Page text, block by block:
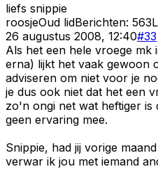
liefs snippie
roosjeOud lidBerichten: 563
26 augustus 2008, 12:40#33
Als het een hele vroege
erna) lijkt het vaak gewoon
adviseren om niet voor je
je dus ook niet dat het een
zo'n ongi net wat heftiger
geen ervaring mee.
Snippie, had jij vorige
verwar ik jou met iemand